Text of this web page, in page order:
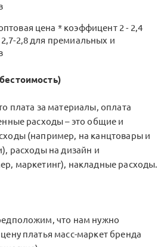
цена * коэффицент 2 - 2,4
2,8 для премиальных и
плата за материалы, оплата
расходы – это общие и
(например, на канцтовары и
расходы на дизайн и
маркетинг), накладные расходы.
что нам нужно
платья масс-маркет бренда